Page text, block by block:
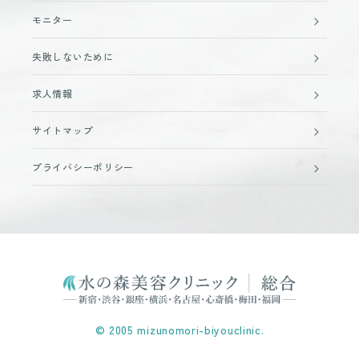
モニター
失敗しないために
求人情報
サイトマップ
プライバシーポリシー
© 2005 mizunomori-biyouclinic.